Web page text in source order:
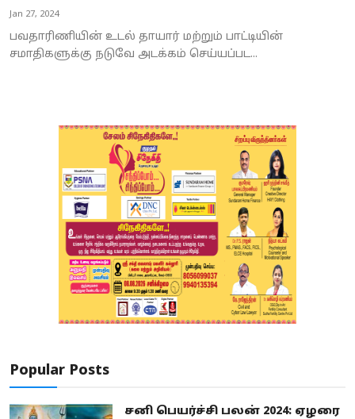
Jan 27, 2024
பவதாரிணியின் உடல் தாயார் மற்றும் பாட்டியின்
சமாதிகளுக்கு நடுவே அடக்கம் செய்யப்பட...
Popular Posts
சனி பெயர்ச்சி பலன் 2024: ஏழரை